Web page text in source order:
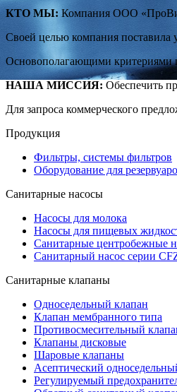
КТО МЫ: Компания ООО
Своей целью компания поставила
Основополагающими критериями
НАША МИССИЯ: Обеспечить
Для запроса коммерческого
Продукция
Фильтры, системы фильтров
Оборудование для
Санитарные насосы
Насосы для молока
Насосы для пищевых
Санитарные центробежные
Санитарный насос серии
Санитарные клапаны
Односедельный клапан
Клапан мембранного типа
Противосмесительный
Клапаны дисковые
Шаровые клапаны
Асептический
Регулируемый